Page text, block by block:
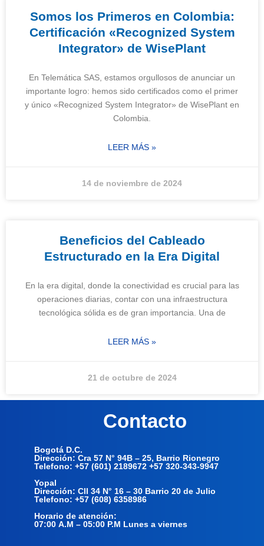
Somos los Primeros en Colombia:
Certificación «Recognized System
Integrator» de WisePlant
En Telemática SAS, estamos orgullosos de anunciar un
importante logro: hemos sido certificados como el primer
y único «Recognized System Integrator» de WisePlant en
Colombia.
LEER MÁS »
14 de noviembre de 2024
Beneficios del Cableado
Estructurado en la Era Digital
En la era digital, donde la conectividad es crucial para las
operaciones diarias, contar con una infraestructura
tecnológica sólida es de gran importancia. Una de
LEER MÁS »
21 de octubre de 2024
Contacto
Bogotá D.C.
Dirección: Cra 57 N° 94B – 25, Barrio Rionegro
Telefono: +57 (601) 2189672 +57 320-343-9947
Yopal
Dirección: Cll 34 N° 16 – 30 Barrio 20 de Julio
Telefono: +57 (608) 6358986
Horario de atención:
07:00 A.M – 05:00 P.M Lunes a viernes